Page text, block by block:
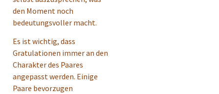
den Moment noch
bedeutungsvoller macht.
Es ist wichtig, dass
Gratulationen immer an den
Charakter des Paares
angepasst werden. Einige
Paare bevorzugen